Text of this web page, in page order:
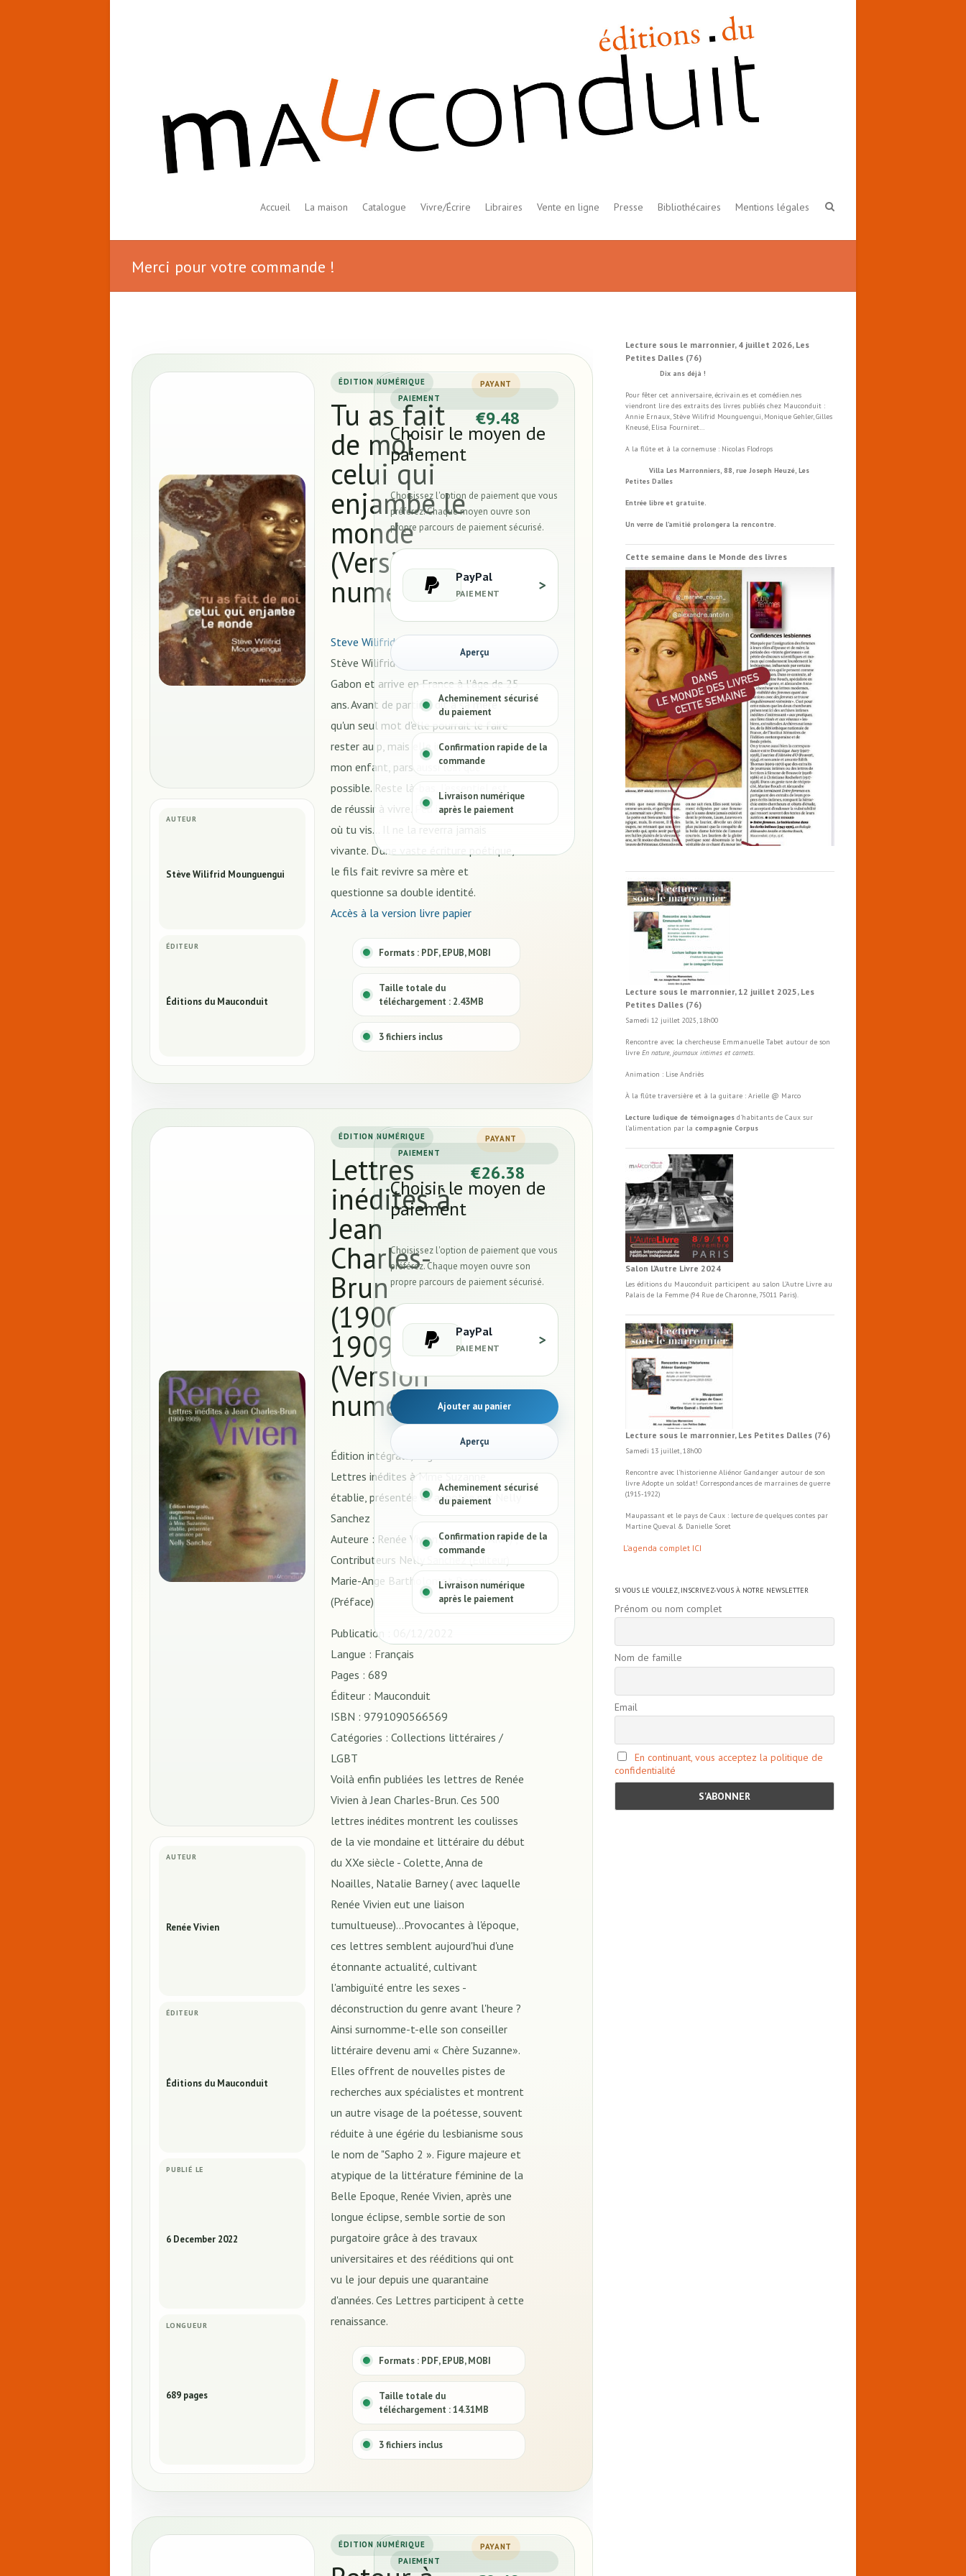
Accueil La maison Catalogue Vivre/Écrire Libraires Vente en ligne Presse Bibliothécaires Mentions légales
Merci pour votre commande !
AUTEUR
Stève Wilifrid Mounguengui
ÉDITEUR
Éditions du Mauconduit
ÉDITION NUMÉRIQUE
Tu as fait
de moi
celui qui
enjambe le
monde
(Version
numérique)
PAYANT
€9.48
Steve Wilifrid Mounguengui
Stève Wilifrid Mounguengui quitte le
Gabon et arrive en France à l'âge de 25
ans. Avant de partir, il dit à sa mère
qu'un seul mot d'elle pourrait le faire
rester au p, mais elle insiste : « Pars
mon enfant, pars aussi loin que
possible. Reste là-bas, l'essentiel est
de réussir à vivre. Peu importe l'endroit
où tu vis... Il ne la reverra jamais
vivante. D'une vaste écriture poétique,
le fils fait revivre sa mère et
questionne sa double identité.
Accès à la version livre papier
Formats : PDF, EPUB, MOBI
Taille totale du
téléchargement : 2.43MB
3 fichiers inclus
PAIEMENT
Choisir le moyen de
paiement
Choisissez l'option de paiement que vous
préférez. Chaque moyen ouvre son
propre parcours de paiement sécurisé.
PayPal
PAIEMENT >
Aperçu
Acheminement sécurisé
du paiement
Confirmation rapide de la
commande
Livraison numérique
après le paiement
AUTEUR
Renée Vivien
ÉDITEUR
Éditions du Mauconduit
PUBLIÉ LE
6 December 2022
LONGUEUR
689 pages
ÉDITION NUMÉRIQUE
Lettres
inédites à
Jean
Charles-
Brun
(1900-
1909) -
(Version
numérique(
PAYANT
€26.38
Édition intégrale, augmentée des
Lettres inédites à Mme Suzanne,
établie, présentée et annotée par Nelly
Sanchez
Auteure : Renée Vivien (Pauline TARN) ,
Contributeurs Nelly Sanchez (Éditeur)
Marie-Ange Bartholomot Bessou
(Préface)
Publication : 06/12/2022
Langue : Français
Pages : 689
Éditeur : Mauconduit
ISBN : 9791090566569
Catégories : Collections littéraires /
LGBT
Voilà enfin publiées les lettres de Renée
Vivien à Jean Charles-Brun. Ces 500
lettres inédites montrent les coulisses
de la vie mondaine et littéraire du début
du XXe siècle - Colette, Anna de
Noailles, Natalie Barney ( avec laquelle
Renée Vivien eut une liaison
tumultueuse)...Provocantes à l'époque,
ces lettres semblent aujourd'hui d'une
étonnante actualité, cultivant
l'ambiguïté entre les sexes -
déconstruction du genre avant l'heure ?
Ainsi surnomme-t-elle son conseiller
littéraire devenu ami « Chère Suzanne».
Elles offrent de nouvelles pistes de
recherches aux spécialistes et montrent
un autre visage de la poétesse, souvent
réduite à une égérie du lesbianisme sous
le nom de "Sapho 2 ». Figure majeure et
atypique de la littérature féminine de la
Belle Epoque, Renée Vivien, après une
longue éclipse, semble sortie de son
purgatoire grâce à des travaux
universitaires et des rééditions qui ont
vu le jour depuis une quarantaine
d'années. Ces Lettres participent à cette
renaissance.
Formats : PDF, EPUB, MOBI
Taille totale du
téléchargement : 14.31MB
3 fichiers inclus
PAIEMENT
Choisir le moyen de
paiement
Choisissez l'option de paiement que vous
préférez. Chaque moyen ouvre son
propre parcours de paiement sécurisé.
PayPal
PAIEMENT >
Ajouter au panier
Aperçu
Acheminement sécurisé
du paiement
Confirmation rapide de la
commande
Livraison numérique
après le paiement
ÉDITION NUMÉRIQUE PAYANT
PAIEMENT
Lecture sous le marronnier, 4 juillet 2026, Les
Petites Dalles (76)
Dix ans déjà !
Pour fêter cet anniversaire, écrivain.es et comédien.nes
viendront lire des extraits des livres publiés chez Mauconduit :
Annie Ernaux, Stève Wilifrid Mounguengui, Monique Gehler, Gilles
Kneusé, Elisa Fourniret…
A la flûte et à la cornemuse : Nicolas Flodrops
Villa Les Marronniers, 88, rue Joseph Heuzé, Les
Petites Dalles
Entrée libre et gratuite.
Un verre de l’amitié prolongera la rencontre.
Cette semaine dans le Monde des livres
Lecture sous le marronnier, 12 juillet 2025, Les
Petites Dalles (76)
Samedi 12 juillet 2025, 18h00
Rencontre avec la chercheuse Emmanuelle Tabet autour de son
livreEn nature, journaux intimes et carnets.
Animation : Lise Andriès
À la flûte traversière et à la guitare : Arielle @ Marco
Lecture ludique de témoignages d'habitants de Caux sur
l'alimentation par lacompagnie Corpus
Salon L’Autre Livre 2024
Les éditions du Mauconduit participent au salon L'Autre Livre au
Palais de la Femme (94 Rue de Charonne, 75011 Paris).
Lecture sous le marronnier, Les Petites Dalles (76)
Samedi 13 juillet, 18h00
Rencontre avec l'historienne Aliénor Gandanger autour de son
livre Adopte un soldat! Correspondances de marraines de guerre
(1915-1922)
Maupassant et le pays de Caux : lecture de quelques contes par
Martine Queval & Danielle Soret
L'agenda complet ICI
SI VOUS LE VOULEZ, INSCRIVEZ-VOUS À NOTRE NEWSLETTER
Prénom ou nom complet
Nom de famille
Email
En continuant, vous acceptez la politique de
confidentialité